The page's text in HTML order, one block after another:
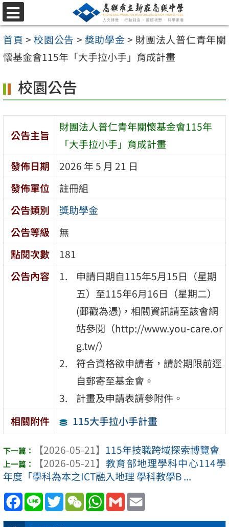
跳
至
主
要
容
區
選
單
首頁 > 校園公告 > 獎助學金> 財團法人普仁青年關
懷基金會115年「大手拉小手」育成計畫
校園公告
公告主旨
財團法人普仁青年關懷基金會115年
「大手拉小手」育成計畫
發佈日期
2026 年 5 月 21 日
發佈單位
註冊組
公告類別
獎助學金
公告等級
無
點閱次數
181
公告內容
申請日期自115年5月15日（星期
五）至115年6月16日（星期二）
(郵戳為憑)，相關資訊請至該會網
站參閱（http://www.you-care.or
g.tw/）
符合資格欲申請者，請於期限前逕
自郵寄至基金會。
計畫及申請表請參附件。
相關附件
115大手拉小手計畫
【2026-05-21】 115年技職跨域探索博覽會
【2026-05-21】 教育部地理學科中心114學
年度「學科為本之ICT融入地理 學科教學B ...
Facebook
Line TwitterWeChatWhatsApp
Gmail